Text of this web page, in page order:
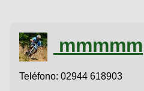
mmmmm
Teléfono: 02944 618903